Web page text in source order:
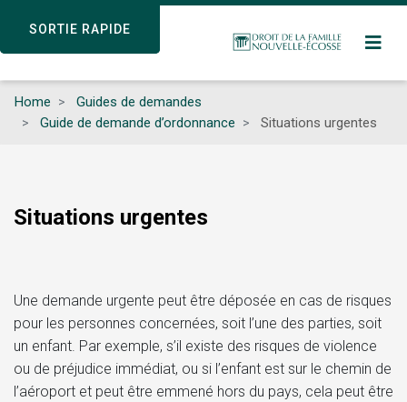
SORTIE RAPIDE
content
SORTIE RAPIDE
Home
Guides de demandes
Guide de demande d’ordonnance
Situations urgentes
Situations urgentes
Une demande urgente peut être déposée en cas de risques
pour les personnes concernées, soit l’une des parties, soit
un enfant. Par exemple, s’il existe des risques de violence
ou de préjudice immédiat, ou si l’enfant est sur le chemin de
l’aéroport et peut être emmené hors du pays, cela peut être